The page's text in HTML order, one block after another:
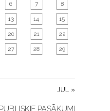
JUL »
6 7 8
13 14 15
20 21 22
27 28 29
PASĀKUMI